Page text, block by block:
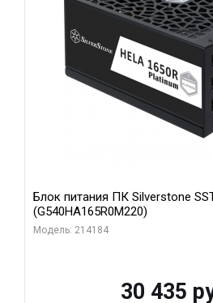
Блок питания ПК Silverstone
(G540HA165R0M220)
Модель: 214184
30 435